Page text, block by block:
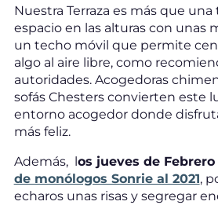
Nuestra Terraza es más que una
espacio en las alturas con unas
un techo móvil que permite
algo al aire libre, como
autoridades. Acogedoras
sofás Chesters convierten este
entorno acogedor donde
más feliz.
Además, l os jueves de Febrero
de monólogos Sonrie al 2021,
echaros unas risas y segregar